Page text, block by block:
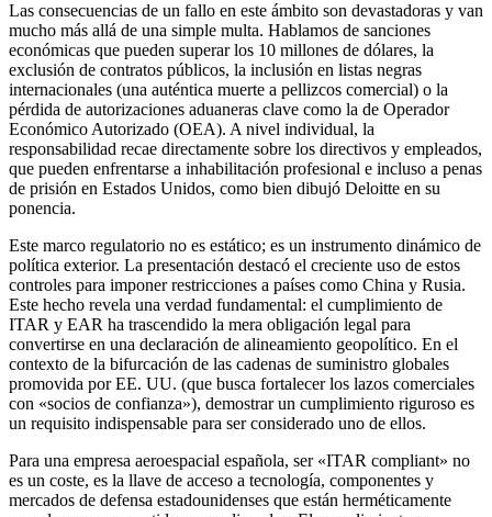
Las consecuencias de un fallo en este ámbito son devastadoras y van
mucho más allá de una simple multa. Hablamos de sanciones
económicas que pueden superar los 10 millones de dólares, la
exclusión de contratos públicos, la inclusión en listas negras
internacionales (una auténtica muerte a pellizcos comercial) o la
pérdida de autorizaciones aduaneras clave como la de Operador
Económico Autorizado (OEA). A nivel individual, la
responsabilidad recae directamente sobre los directivos y empleados,
que pueden enfrentarse a inhabilitación profesional e incluso a penas
de prisión en Estados Unidos, como bien dibujó Deloitte en su
ponencia.
Este marco regulatorio no es estático; es un instrumento dinámico de
política exterior. La presentación destacó el creciente uso de estos
controles para imponer restricciones a países como China y Rusia.
Este hecho revela una verdad fundamental: el cumplimiento de
ITAR y EAR ha trascendido la mera obligación legal para
convertirse en una declaración de alineamiento geopolítico. En el
contexto de la bifurcación de las cadenas de suministro globales
promovida por EE. UU. (que busca fortalecer los lazos comerciales
con «socios de confianza»), demostrar un cumplimiento riguroso es
un requisito indispensable para ser considerado uno de ellos.
Para una empresa aeroespacial española, ser «ITAR compliant» no
es un coste, es la llave de acceso a tecnología, componentes y
mercados de defensa estadounidenses que están herméticamente